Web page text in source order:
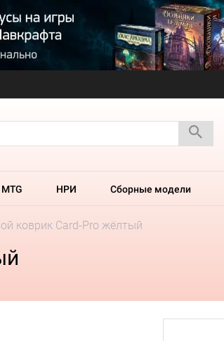
MTG НРИ Сборные модели
коврик Card-Pro жёлтый